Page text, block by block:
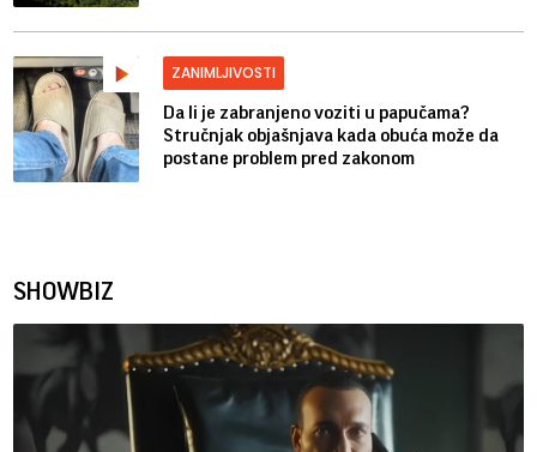
ZANIMLJIVOSTI
Da li je zabranjeno voziti u papučama?
Stručnjak objašnjava kada obuća može da
postane problem pred zakonom
SHOWBIZ